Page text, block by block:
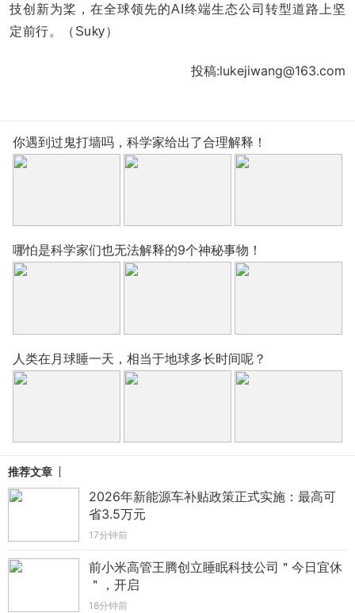
技创新为桨，在全球领先的AI终端生态公司转型道路上坚
定前行。（Suky）
投稿:lukejiwang@163.com
你遇到过鬼打墙吗，科学家给出了合理解释！
哪怕是科学家们也无法解释的9个神秘事物！
人类在月球睡一天，相当于地球多长时间呢？
推荐文章
2026年新能源车补贴政策正式实施：最高可
省3.5万元
17分钟前
前小米高管王腾创立睡眠科技公司＂今日宜休
＂，开启
18分钟前